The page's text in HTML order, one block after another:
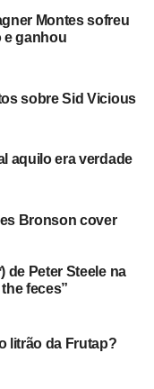
Montes sofreu
e ganhou
sobre Sid Vicious
aquilo era verdade
Bronson cover
de Peter Steele na
feces”
litrão da Frutap?